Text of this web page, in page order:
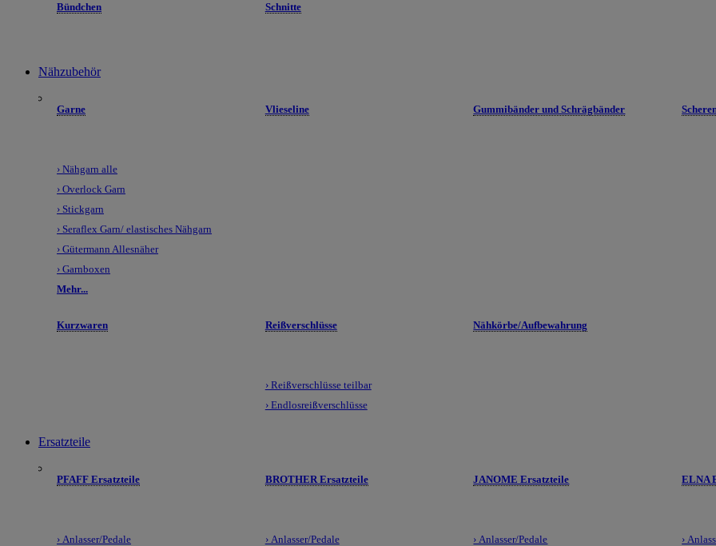
Bündchen Schnitte
Nähzubehör
Garne
› Nähgarn alle
› Overlock Garn
› Stickgarn
› Seraflex Garn/ elastisches Nähgarn
› Gütermann Allesnäher
› Garnboxen
Mehr...
Vlieseline Gummibänder und Schrägbänder
Kurzwaren Reißverschlüsse
› Reißverschlüsse teilbar
› Endlosreißverschlüsse
Nähkörbe/Aufbewahrung
Ersatzteile
PFAFF Ersatzteile
› Anlasser/Pedale
BROTHER Ersatzteile
› Anlasser/Pedale
JANOME Ersatzteile
› Anlasser/Pedale
ELNA
›